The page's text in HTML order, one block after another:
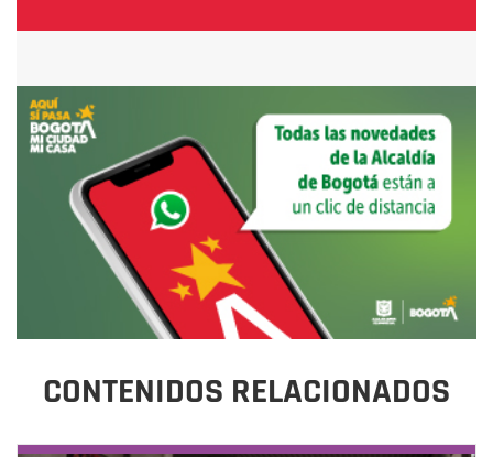
CONTENIDOS RELACIONADOS